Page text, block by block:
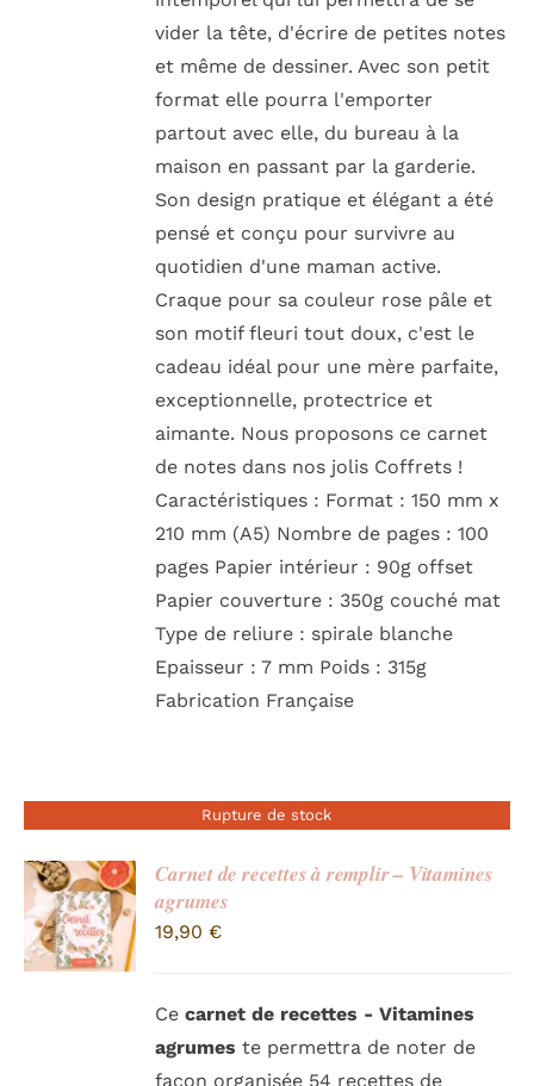
vider la tête, d'écrire de petites notes
et même de dessiner. Avec son petit
format elle pourra l'emporter
partout avec elle, du bureau à la
maison en passant par la garderie.
Son design pratique et élégant a été
pensé et conçu pour survivre au
quotidien d'une maman active.
Craque pour sa couleur rose pâle et
son motif fleuri tout doux, c'est le
cadeau idéal pour une mère parfaite,
exceptionnelle, protectrice et
aimante. Nous proposons ce carnet
de notes dans nos jolis Coffrets !
Caractéristiques : Format : 150 mm x
210 mm (A5) Nombre de pages : 100
pages Papier intérieur : 90g offset
Papier couverture : 350g couché mat
Type de reliure : spirale blanche
Epaisseur : 7 mm Poids : 315g
Fabrication Française
Rupture de stock
Carnet de recettes à remplir – Vitamines
agrumes
19,90 €
Cecarnet de recettes - Vitamines
agrumes te permettra de noter de
façon organisée 54 recettes de